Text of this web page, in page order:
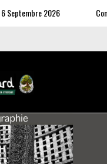
2026